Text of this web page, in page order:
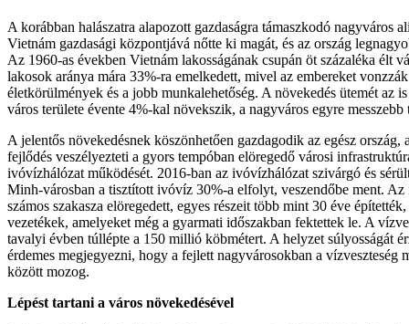
A korábban halászatra alapozott gazdaságra támaszkodó nagyváros
Vietnám gazdasági központjává nőtte ki magát, és az ország
Az 1960-as években Vietnám lakosságának csupán öt százaléka élt
lakosok aránya mára 33%-ra emelkedett, mivel az embereket
életkörülmények és a jobb munkalehetőség. A növekedés ütemét az
város területe évente 4%-kal növekszik, a nagyváros egyre
A jelentős növekedésnek köszönhetően gazdagodik az egész ország,
fejlődés veszélyezteti a gyors tempóban elöregedő városi
ivóvízhálózat működését. 2016-ban az ivóvízhálózat szivárgó és
Minh-városban a tisztított ivóvíz 30%-a elfolyt, veszendőbe ment.
számos szakasza elöregedett, egyes részeit több mint 30 éve
vezetékek, amelyeket még a gyarmati időszakban fektettek le. A
tavalyi évben túllépte a 150 millió köbmétert. A helyzet súlyosságát
érdemes megjegyezni, hogy a fejlett nagyvárosokban a vízveszteség
között mozog.
Lépést tartani a város növekedésével